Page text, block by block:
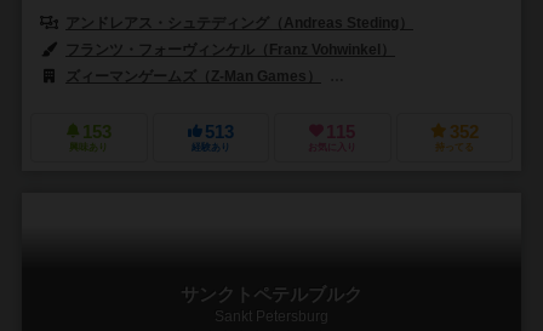
アンドレアス・シュテディング（Andreas Steding）
フランツ・フォーヴィンケル（Franz Vohwinkel）
ズィーマンゲームズ（Z-Man Games）
153
興味あり
513
経験あり
115
お気に入り
352
持ってる
サンクトペテルブルク
Sankt Petersburg